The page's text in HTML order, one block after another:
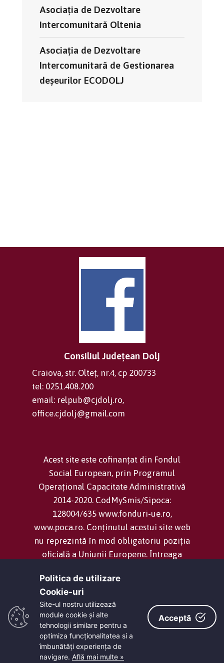
Asociația de Dezvoltare
Intercomunitară Oltenia
Asociația de Dezvoltare
Intercomunitară de Gestionarea
deșeurilor ECODOLJ
Consiliul Județean Dolj
Craiova, str. Olteț, nr.4, cp 200733
tel: 0251.408.200
email: relpub@cjdolj.ro,
office.cjdolj@gmail.com
Acest site este cofinanțat din Fondul
Social European, prin Programul
Operațional Capacitate Administrativă
2014-2020. CodMySmis/Sipoca:
128004/635 www.fonduri-ue.ro,
www.poca.ro. Conținutul acestui site web
nu reprezintă în mod obligatoriu poziția
oficială a Uniunii Europene. Întreaga
coerenței informațiilor prezentate revine
inițiatorilor site-ului web.
Consiliul Județean Dolj -
condiții
Politica de utilizare
Cookie-uri‎
Site-ul nostru utilizează
module cookie și alte
tehnologii similare pentru a
optimiza funcţionalitatea si a
îmbunătăţi experienţa de
navigare. Află mai multe »
Acceptă